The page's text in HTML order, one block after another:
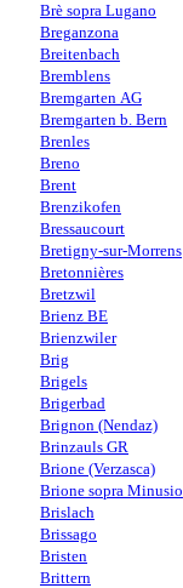
Brè sopra Lugano
Breganzona
Breitenbach
Bremblens
Bremgarten AG
Bremgarten b. Bern
Brenles
Breno
Brent
Brenzikofen
Bressaucourt
Bretigny-sur-Morrens
Bretonnières
Bretzwil
Brienz BE
Brienzwiler
Brig
Brigels
Brigerbad
Brignon (Nendaz)
Brinzauls GR
Brione (Verzasca)
Brione sopra Minusio
Brislach
Brissago
Bristen
Brittern